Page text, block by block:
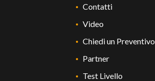
Contatti
Video
Chiedi un Preventivo
Partner
Test Livello